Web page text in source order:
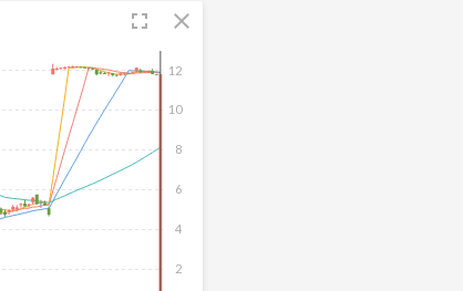
fullscreen close
2
4
6
8
10
12